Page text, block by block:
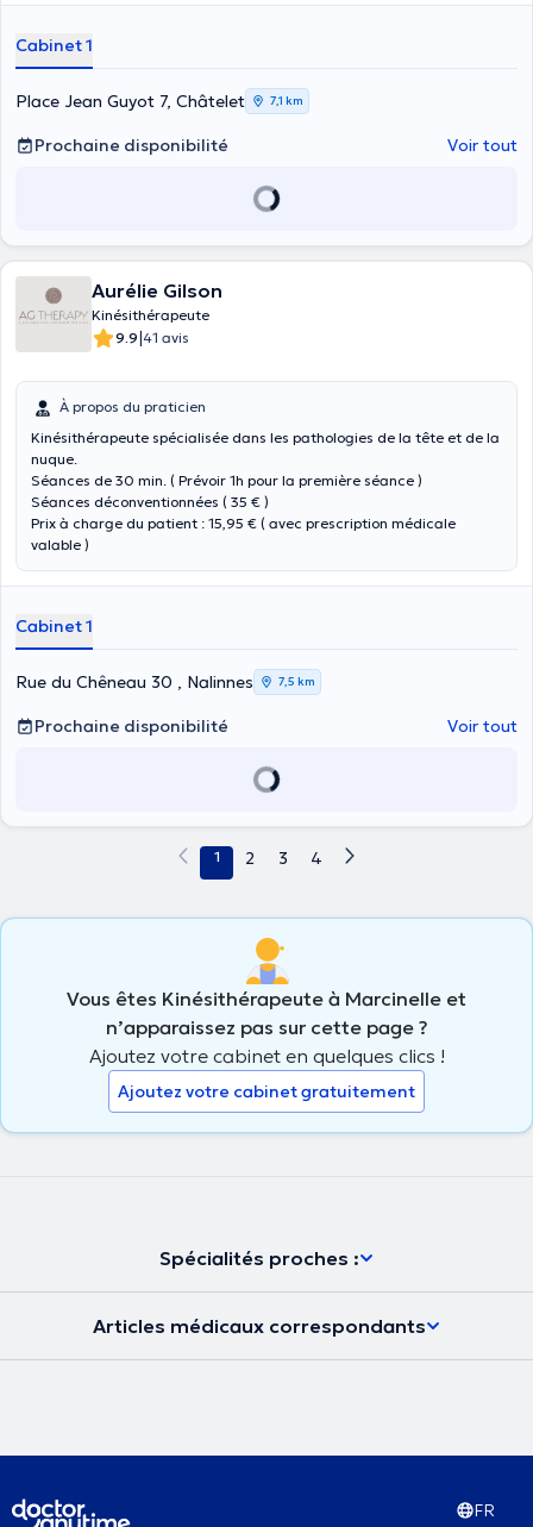
Cabinet 1
Place Jean Guyot 7, Châtelet 7,1 km
Prochaine disponibilité Voir tout
Aurélie Gilson
Kinésithérapeute
9.9|41 avis
À propos du praticien
Kinésithérapeute spécialisée dans les pathologies de la tête et de la
nuque.
Séances de 30 min. ( Prévoir 1h pour la première séance )
Séances déconventionnées ( 35 € )
Prix à charge du patient : 15,95 € ( avec prescription médicale
valable )
Cabinet 1
Rue du Chêneau 30 , Nalinnes 7,5 km
Prochaine disponibilité Voir tout
1 2 3 4
Vous êtes Kinésithérapeute à Marcinelle et
n’apparaissez pas sur cette page ?
Ajoutez votre cabinet en quelques clics !
Ajoutez votre cabinet gratuitement
Spécialités proches :
Articles médicaux correspondants
FR